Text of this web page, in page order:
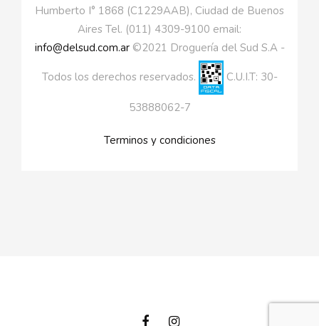
Humberto I° 1868 (C1229AAB), Ciudad de Buenos
Aires Tel. (011) 4309-9100 email:
info@delsud.com.ar©2021 Droguería del Sud S.A -
Todos los derechos reservados. C.U.I.T: 30-
53888062-7
Terminos y condiciones